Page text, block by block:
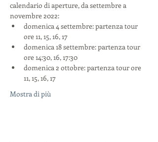
calendario di aperture, da settembre a
novembre 2022:
domenica 4 settembre: partenza tour
ore 11, 15, 16, 17
domenica 18 settembre: partenza tour
ore 14:30, 16, 17:30
domenica 2 ottobre: partenza tour ore
11, 15, 16, 17
Mostra di più